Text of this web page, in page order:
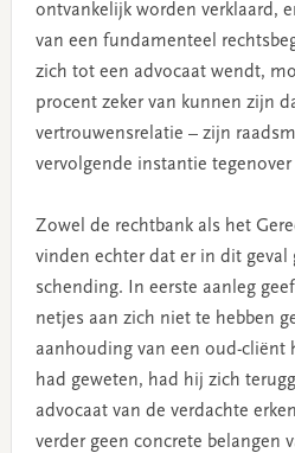
ontvankelijk worden verklaard,
van een fundamenteel
zich tot een advocaat wendt,
procent zeker van kunnen zijn
vertrouwensrelatie – zijn
vervolgende instantie
Zowel de rechtbank als het
vinden echter dat er in dit geval
schending. In eerste aanleg
netjes aan zich niet te hebben
aanhouding van een oud-cliënt
had geweten, had hij zich
advocaat van de verdachte
verder geen concrete belangen